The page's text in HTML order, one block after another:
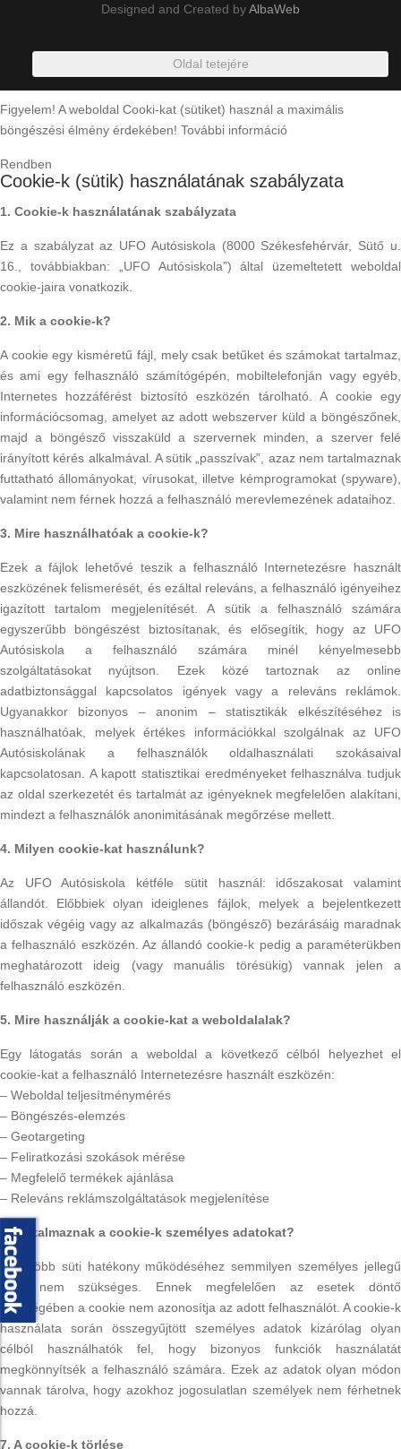
Designed and Created byAlbaWeb
Oldal tetejére
Figyelem! A weboldal Cooki-kat (sütiket) használ a maximális
böngészési élmény érdekében! További információ
Rendben
Cookie-k (sütik) használatának szabályzata
1. Cookie-k használatának szabályzata
Ez a szabályzat az UFO Autósiskola (8000 Székesfehérvár, Sütő u.
16., továbbiakban: „UFO Autósiskola”) által üzemeltetett weboldal
cookie-jaira vonatkozik.
2. Mik a cookie-k?
A cookie egy kisméretű fájl, mely csak betűket és számokat tartalmaz,
és ami egy felhasználó számítógépén, mobiltelefonján vagy egyéb,
Internetes hozzáférést biztosító eszközén tárolható. A cookie egy
információcsomag, amelyet az adott webszerver küld a böngészőnek,
majd a böngésző visszaküld a szervernek minden, a szerver felé
irányított kérés alkalmával. A sütik „passzívak”, azaz nem tartalmaznak
futtatható állományokat, vírusokat, illetve kémprogramokat (spyware),
valamint nem férnek hozzá a felhasználó merevlemezének adataihoz.
3. Mire használhatóak a cookie-k?
Ezek a fájlok lehetővé teszik a felhasználó Internetezésre használt
eszközének felismerését, és ezáltal releváns, a felhasználó igényeihez
igazított tartalom megjelenítését. A sütik a felhasználó számára
egyszerűbb böngészést biztosítanak, és elősegítik, hogy az UFO
Autósiskola a felhasználó számára minél kényelmesebb
szolgáltatásokat nyújtson. Ezek közé tartoznak az online
adatbiztonsággal kapcsolatos igények vagy a releváns reklámok.
Ugyanakkor bizonyos – anonim – statisztikák elkészítéséhez is
használhatóak, melyek értékes információkkal szolgálnak az UFO
Autósiskolának a felhasználók oldalhasználati szokásaival
kapcsolatosan. A kapott statisztikai eredményeket felhasználva tudjuk
az oldal szerkezetét és tartalmát az igényeknek megfelelően alakítani,
mindezt a felhasználók anonimitásának megőrzése mellett.
4. Milyen cookie-kat használunk?
Az UFO Autósiskola kétféle sütit használ: időszakosat valamint
állandót. Előbbiek olyan ideiglenes fájlok, melyek a bejelentkezett
időszak végéig vagy az alkalmazás (böngésző) bezárásáig maradnak
a felhasználó eszközén. Az állandó cookie-k pedig a paraméterükben
meghatározott ideig (vagy manuális törésükig) vannak jelen a
felhasználó eszközén.
5. Mire használják a cookie-kat a weboldalalak?
Egy látogatás során a weboldal a következő célból helyezhet el
cookie-kat a felhasználó Internetezésre használt eszközén:
– Weboldal teljesítménymérés
– Böngészés-elemzés
– Geotargeting
– Feliratkozási szokások mérése
– Megfelelő termékek ajánlása
– Releváns reklámszolgáltatások megjelenítése
6. Tartalmaznak a cookie-k személyes adatokat?
A legtöbb süti hatékony működéséhez semmilyen személyes jellegű
adat nem szükséges. Ennek megfelelően az esetek döntő
többségében a cookie nem azonosítja az adott felhasználót. A cookie-k
használata során összegyűjtött személyes adatok kizárólag olyan
célból használhatók fel, hogy bizonyos funkciók használatát
megkönnyítsék a felhasználó számára. Ezek az adatok olyan módon
vannak tárolva, hogy azokhoz jogosulatlan személyek nem férhetnek
hozzá.
7. A cookie-k törlése